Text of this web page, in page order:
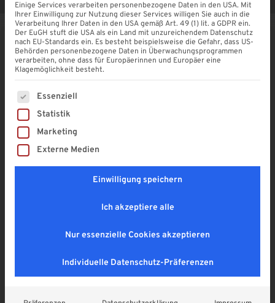
Rahmenprofil Edel | WEISS | 8 &
10 MM | für FESTE
SEITENWAND
4,9
29,90€
Enthält 19% MwSt. DE
zzgl.
Versand
Lieferzeit: ca. 2 - 3 Wochen
Einige Services verarbeiten personenbezogene Daten in den USA. Mit
Ihrer Einwilligung zur Nutzung dieser Services willigen Sie auch in die
Verarbeitung Ihrer Daten in den USA gemäß Art. 49 (1) lit. a GDPR ein.
Der EuGH stuft die USA als ein Land mit unzureichendem Datenschutz
nach EU-Standards ein. Es besteht beispielsweise die Gefahr, dass US-
Behörden personenbezogene Daten in Überwachungsprogrammen
verarbeiten, ohne dass für Europäerinnen und Europäer eine
Klagemöglichkeit besteht.
Es folgt eine Liste der Service-Gruppen, für die eine
Essenziell
Statistik
Marketing
Externe Medien
Einwilligung speichern
Ich akzeptiere alle
Nur essenzielle Cookies akzeptieren
Individuelle Datenschutz-Präferenzen